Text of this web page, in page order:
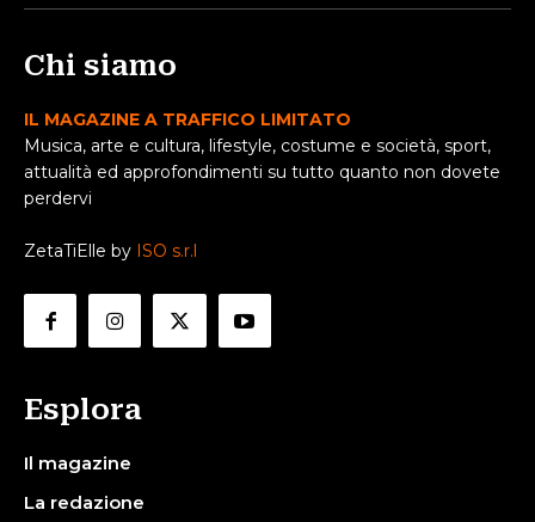
Chi siamo
IL MAGAZINE A TRAFFICO LIMITATO
Musica, arte e cultura, lifestyle, costume e società, sport,
attualità ed approfondimenti su tutto quanto non dovete
perdervi
ZetaTiElle by ISO s.r.l
Esplora
Il magazine
La redazione